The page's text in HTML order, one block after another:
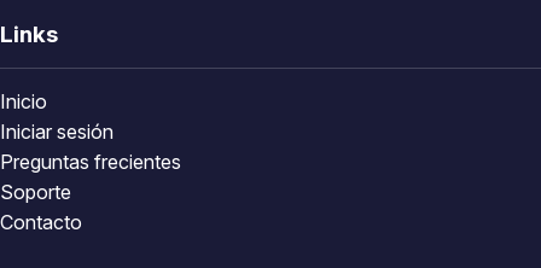
Links
Inicio
Iniciar sesión
Preguntas frecientes
Soporte
Contacto